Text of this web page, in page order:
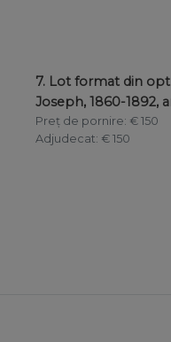
7. Lot format din opt
Joseph, 1860-1892,
Preț de pornire: € 150
Adjudecat: € 150